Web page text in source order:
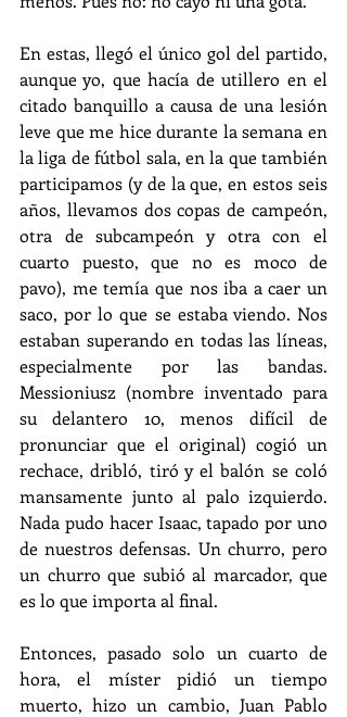
En estas, llegó el único gol del partido,
aunque yo, que hacía de utillero en el
citado banquillo a causa de una lesión
leve que me hice durante la semana en
la liga de fútbol sala, en la que también
participamos (y de la que, en estos seis
años, llevamos dos copas de campeón,
otra de subcampeón y otra con el
cuarto puesto, que no es moco de
pavo), me temía que nos iba a caer un
saco, por lo que se estaba viendo. Nos
estaban superando en todas las líneas,
especialmente por las bandas.
Messioniusz (nombre inventado para
su delantero 10, menos difícil de
pronunciar que el original) cogió un
rechace, dribló, tiró y el balón se coló
mansamente junto al palo izquierdo.
Nada pudo hacer Isaac, tapado por uno
de nuestros defensas. Un churro, pero
un churro que subió al marcador, que
es lo que importa al final.
Entonces, pasado solo un cuarto de
hora, el míster pidió un tiempo
muerto, hizo un cambio, Juan Pablo